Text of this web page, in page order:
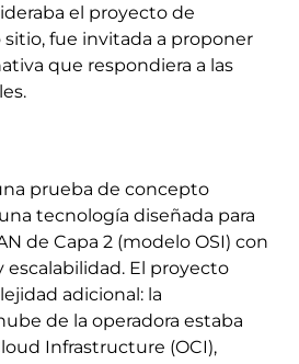
el proyecto de
fue invitada a proponer
que respondiera a las
prueba de concepto
tecnología diseñada para
de Capa 2 (modelo OSI) con
El proyecto
adicional: la
de la operadora estaba
Infrastructure (OCI),